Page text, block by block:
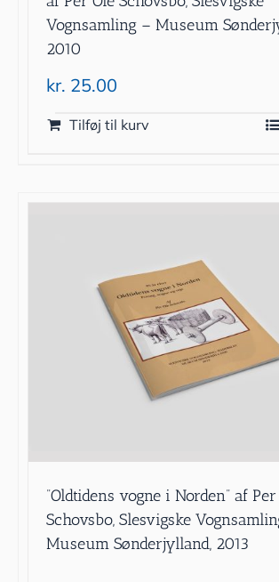
Vognsamling – Museum
2010
kr. 25.00
Tilføj til kurv
”Oldtidens vogne i Norden” af
Schovsbo, Slesvigske
Museum Sønderjylland, 2013